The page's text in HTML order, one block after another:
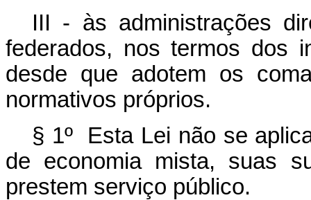
III - às administrações
federados, nos termos
desde que adotem os
normativos próprios.
§ 1º Esta Lei não se
de economia mista, suas
prestem serviço público.